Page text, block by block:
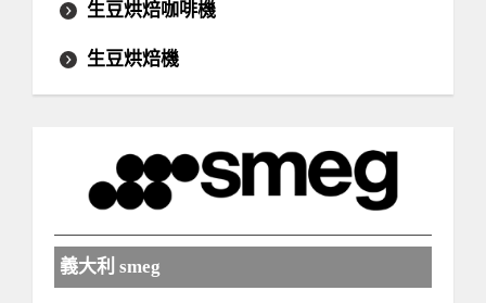
生豆烘焙咖啡機
生豆烘焙機
義大利 smeg